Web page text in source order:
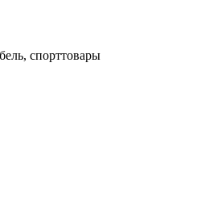
спорттовары